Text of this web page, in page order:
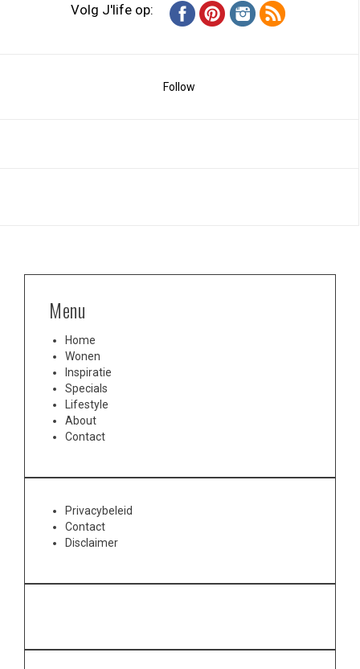
Volg J'life op:
Follow
Menu
Home
Wonen
Inspiratie
Specials
Lifestyle
About
Contact
Privacybeleid
Contact
Disclaimer